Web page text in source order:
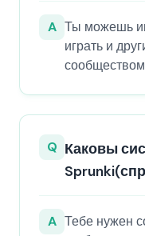
A Ты можешь
играть и
Q Каковы
A Тебе нужен